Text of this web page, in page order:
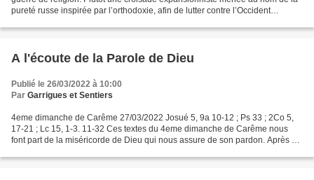
pureté russe inspirée par l’orthodoxie, afin de lutter contre l’Occident
A l'écoute de la Parole de Dieu
Publié le 26/03/2022 à 10:00
Par Garrigues et Sentiers
4eme dimanche de Carême 27/03/2022 Josué 5, 9a 10-12 ; Ps 33 ; 2Co 5,
17-21 ; Lc 15, 1-3. 11-32 Ces textes du 4eme dimanche de Carême nous
font part de la miséricorde de Dieu qui nous assure de son pardon. Après sa